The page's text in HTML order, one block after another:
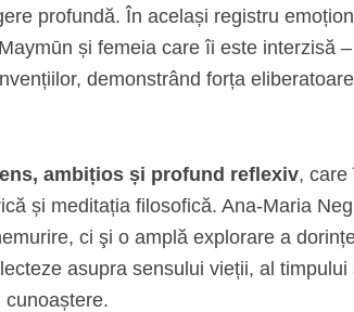
profundă. În același registru
și femeia care îi este interzisă
demonstrând forța
ambițios și profund reflexiv, care
și meditația filosofică. Ana-Maria
ci şi o amplă explorare a
asupra sensului vieții, al timpului